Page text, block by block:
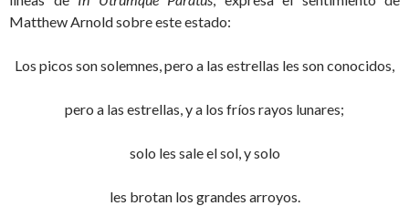
Matthew Arnold sobre este estado:
Los picos son solemnes, pero a las estrellas les son conocidos,
pero a las estrellas, y a los fríos rayos lunares;
solo les sale el sol, y solo
les brotan los grandes arroyos.